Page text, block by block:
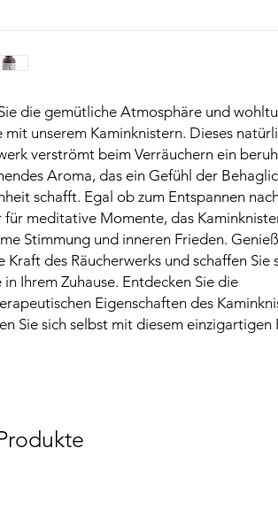
die gemütliche Atmosphäre und
mit unserem Kaminknistern. Dieses
verströmt beim Verräuchern ein
Aroma, das ein Gefühl der
schafft. Egal ob zum Entspannen
für meditative Momente, das
Stimmung und inneren Frieden.
Kraft des Räucherwerks und schaffen Sie
in Ihrem Zuhause. Entdecken Sie die
Eigenschaften des
Sie sich selbst mit diesem einzigartigen